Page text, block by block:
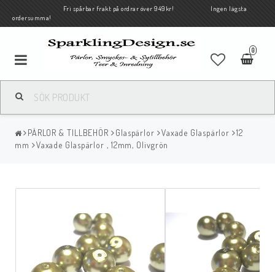
Fri spårbar frakt på ordrar över 949kr! Ingen lägsta
ordersumma!
0
PÄRLOR & TILLBEHÖR Glaspärlor Vaxade Glaspärlor
12
mm
Vaxade Glaspärlor , 12mm, Olivgrön